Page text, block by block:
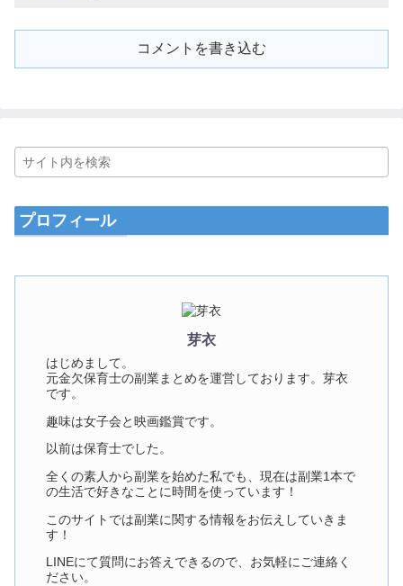
コメントを書き込む
プロフィール
芽衣
はじめまして。
元金欠保育士の副業まとめを運営しております。芽衣
です。
趣味は女子会と映画鑑賞です。
以前は保育士でした。
全くの素人から副業を始めた私でも、現在は副業1本で
の生活で好きなことに時間を使っています！
このサイトでは副業に関する情報をお伝えしていきま
す！
LINEにて質問にお答えできるので、お気軽にご連絡く
ださい。